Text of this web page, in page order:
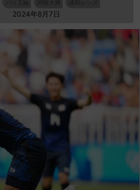
2024年8月7日